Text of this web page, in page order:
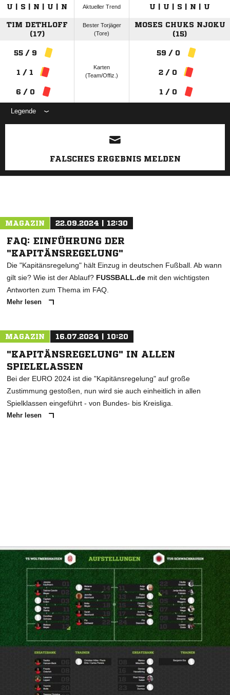
U | S | N | U | N Aktueller Trend U | U | S | N | U
TIM DETHLOFF
(17)
Bester Torjäger
(Tore)
MOSES CHUKS NJOKU
(15)
55 / 9
1 / 1
6 / 0
Karten
(Team/Offiz.)
59 / 0
2 / 0
1 / 0
Legende
ANZEIGE
FALSCHES ERGEBNIS MELDEN
MAGAZIN 22.09.2024 | 12:30
FAQ: EINFÜHRUNG DER
"KAPITÄNSREGELUNG"
Die "Kapitänsregelung" hält Einzug in deutschen Fußball. Ab wann
gilt sie? Wie ist der Ablauf? FUSSBALL.de mit den wichtigsten
Antworten zum Thema im FAQ.
Mehr lesen
MAGAZIN 16.07.2024 | 10:20
"KAPITÄNSREGELUNG" IN ALLEN
SPIELKLASSEN
Bei der EURO 2024 ist die "Kapitänsregelung" auf große
Zustimmung gestoßen, nun wird sie auch einheitlich in allen
Spielklassen eingeführt - von Bundes- bis Kreisliga.
Mehr lesen